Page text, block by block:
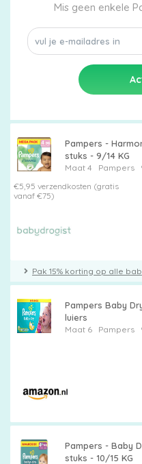
Pampers -
stuks - 9/14 KG
Maat 4 Pampers
€5,95 verzendkosten (gratis
vanaf €75)
Pak 15% korting op alle
Pampers Baby
luiers
Maat 6 Pampers
Pampers - Baby
stuks - 10/15 KG